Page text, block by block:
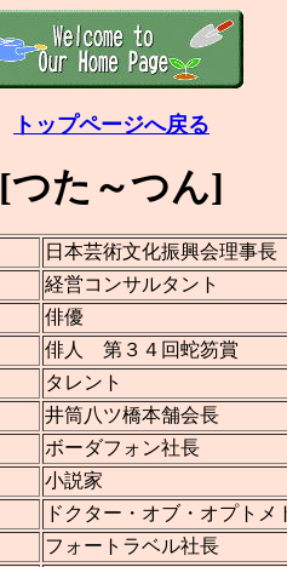
トップページへ戻る
[つた～つん]
日本芸術文化振興会理事
経営コンサルタント
俳優
俳人 第３４回蛇笏賞
タレント
井筒八ツ橋本舗会長
ボーダフォン社長
小説家
ドクター・オブ・オプトメ
フォートラベル社長